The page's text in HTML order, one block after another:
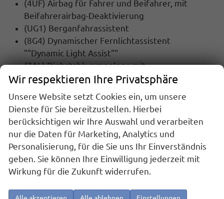
(4UF) Airbag für Fahrer und Beifahrer, mit
Beifahrerairbag-Deaktivierung
(UG1) Berganfahrassistent
(8G4) Dynamischer Fernlichtassistent
""Dynamic Light Assist""
(7AL) Diebstahlwarnanlage mit
Innenraumüberwachung, Back-up-Horn und
(2H5) Fahrprofilauswahl
(UH2) Elektronische Parkbremse inkl. Auto-
Hold-Funktion
(LT2) Geschwindigkeitsbegrenzer mit
vorausschauender Regelung
(4L6) Innenspiegel automatisch abblendend
(6C2) Seitenairbag vorn, mit Kopfairbag und
Interaktionsairbag vorn
Wir respektieren Ihre Privatsphäre
Unsere Website setzt Cookies ein, um unsere
Dienste für Sie bereitzustellen. Hierbei
berücksichtigen wir Ihre Auswahl und verarbeiten
nur die Daten für Marketing, Analytics und
Personalisierung, für die Sie uns Ihr Einverständnis
geben. Sie können Ihre Einwilligung jederzeit mit
Wirkung für die Zukunft widerrufen.